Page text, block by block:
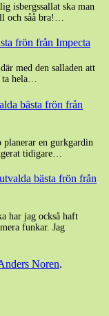
isbergssallat ska man
och såå bra!…
frön från Impecta
med den salladen att
ta hela…
bästa frön från
en gurkgardin
tidigare…
bästa frön från
har jag också haft
funkar. Jag
Noren.